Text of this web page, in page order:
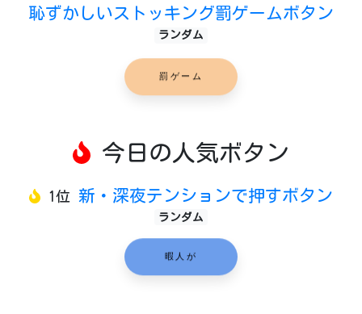
恥ずかしいストッキング罰ゲームボタン
ランダム
罰ゲーム
今日の人気ボタン
1位 新・深夜テンションで押すボタン
ランダム
暇人が